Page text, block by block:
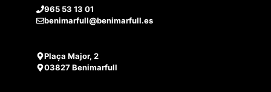
965 53 13 01
benimarfull@benimarfull.es
Plaça Major, 2
03827 Benimarfull